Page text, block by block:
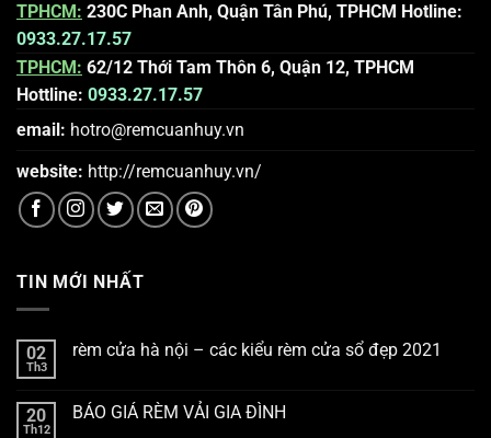
TPHCM: 230C Phan Anh, Quận Tân Phú, TPHCM Hotline:
0933.27.17.57
TPHCM: 62/12 Thới Tam Thôn 6, Quận 12, TPHCM
Hottline: 0933.27.17.57
email: hotro@remcuanhuy.vn
website: http://remcuanhuy.vn/
TIN MỚI NHẤT
02
Th3
rèm cửa hà nội – các kiểu rèm cửa sổ đẹp 2021
20
Th12
BÁO GIÁ RÈM VẢI GIA ĐÌNH